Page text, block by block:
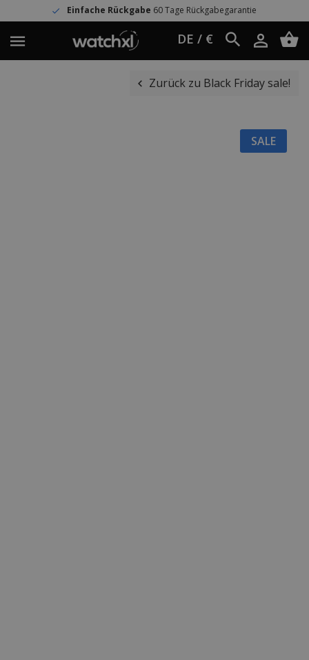
Einfache Rückgabe60 Tage Rückgabegarantie
DE / €
Zurück zu Black Friday sale!
SALE